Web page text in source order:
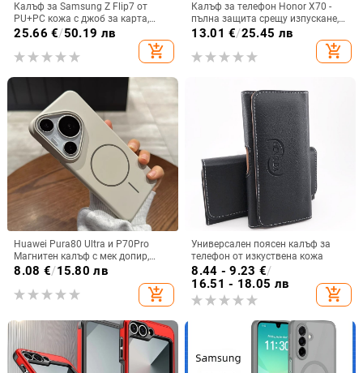
Калъф за Samsung Z Flip7 от
PU+PC кожа с джоб за карта,
пръстен за държане, еластичен
държач за карти и кръстосана
презрамка
25.66 €/50.19 лв
add_shopping_cart
Калъф за телефон Honor X70 -
пълна защита срещу изпускане,
закалено стъкло, модел Аурора
13.01 €/25.45 лв
add_shopping_cart
Huawei Pura80 Ultra и P70Pro
Магнитен калъф с мек допир,
ултра тънък PC корпус,
8.08 €/15.80 лв
add_shopping_cart
Универсален поясен калъф за
телефон от изкуствена кожа
8.44 - 9.23 €/
16.51 - 18.05 лв
add_shopping_cart